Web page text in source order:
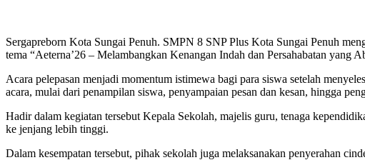
Sergapreborn Kota Sungai Penuh. SMPN 8 SNP Plus Kota Sungai Penuh
tema “Aeterna’26 – Melambangkan Kenangan Indah dan Persahabatan yang
Acara pelepasan menjadi momentum istimewa bagi para siswa setelah
acara, mulai dari penampilan siswa, penyampaian pesan dan kesan, hingga
Hadir dalam kegiatan tersebut Kepala Sekolah, majelis guru, tenaga
ke jenjang lebih tinggi.
Dalam kesempatan tersebut, pihak sekolah juga melaksanakan penyerahan